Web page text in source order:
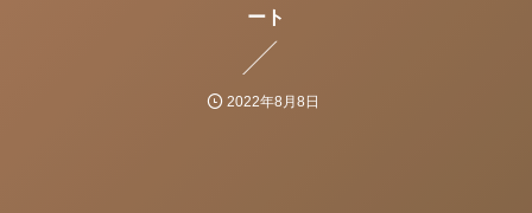
ート
2022年8月8日